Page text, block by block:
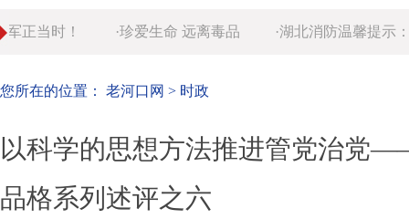
当时！ ·珍爱生命 远离毒品 ·湖北消防温馨提示：
您所在的位置： 老河口网 > 时政
以科学的思想方法推进管党治党
品格系列述评之六